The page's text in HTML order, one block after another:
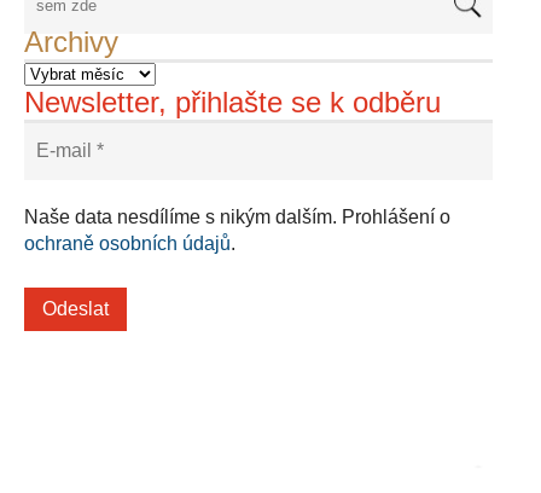
Archivy
Newsletter, přihlašte se k odběru
Naše data nesdílíme s nikým dalším. Prohlášení o
ochraně osobních údajů.